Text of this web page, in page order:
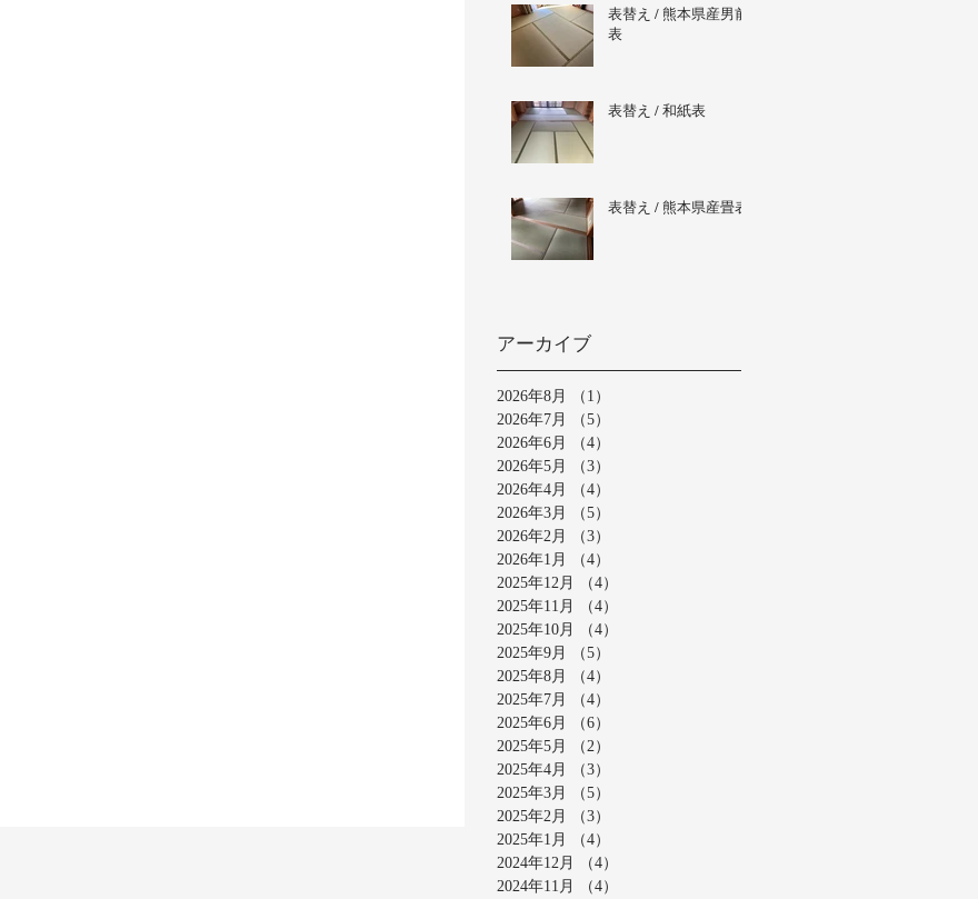
表替え / 熊本県産男前
表
表替え / 和紙表
表替え / 熊本県産畳表
アーカイブ
2026年8月 （1）
2026年7月
（5）
2026年6月
（4）
2026年5月
（3）
2026年4月
（4）
2026年3月
（5）
2026年2月
（3）
2026年1月
（4）
2025年12月
（4）
2025年11月
（4）
2025年10月
（4）
2025年9月
（5）
2025年8月
（4）
2025年7月
（4）
2025年6月
（6）
2025年5月
（2）
2025年4月
（3）
2025年3月
（5）
2025年2月
（3）
2025年1月
（4）
2024年12月
（4）
2024年11月
（4）